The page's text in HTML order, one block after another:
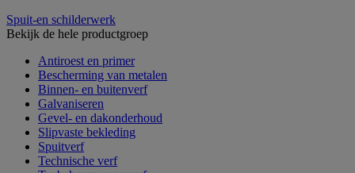
Spuit-en schilderwerk
Bekijk de hele productgroep
Antiroest en primer
Bescherming van metalen
Binnen- en buitenverf
Galvaniseren
Gevel- en dakonderhoud
Slipvaste bekleding
Spuitverf
Technische verf